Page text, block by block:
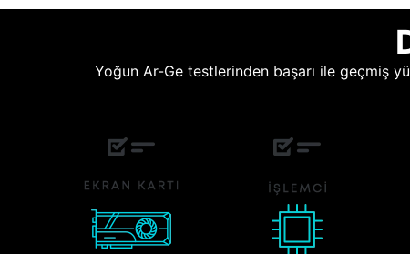
Yoğun Ar-Ge testlerinden başarı ile geçmiş